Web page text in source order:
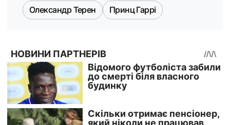
Олександр Терен Принц Гаррі